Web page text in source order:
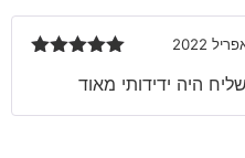
5
היה ידידותי מאוד